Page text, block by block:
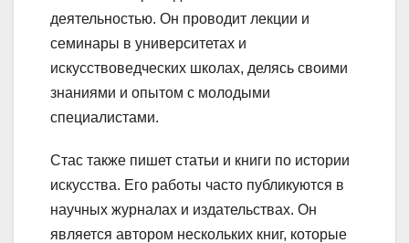
деятельностью. Он проводит лекции и
семинары в университетах и
искусствоведческих школах, делясь своими
знаниями и опытом с молодыми
специалистами.
Стас также пишет статьи и книги по истории
искусства. Его работы часто публикуются в
научных журналах и издательствах. Он
является автором нескольких книг, которые